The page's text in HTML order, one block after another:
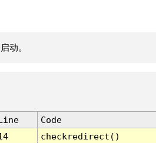
动。
Code
checkredirect()